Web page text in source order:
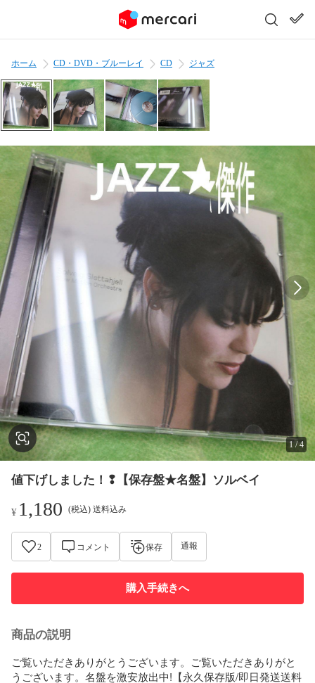
ホーム CD・DVD・ブルーレイ CD ジャズ
1/4
値下げしました！❢【保存盤★名盤】ソルベイ
¥ 1,180 (税込) 送料込み
2 コメント 保存 通報
購入手続きへ
商品の説明
ご覧いただきありがとうございます。ご覧いただきありがと
うございます。名盤を激安放出中!【永久保存版/即日発送送料